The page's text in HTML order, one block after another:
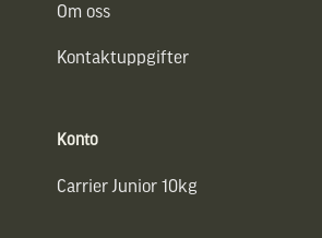
Om oss
Kontaktuppgifter
Konto
Carrier Junior 10kg